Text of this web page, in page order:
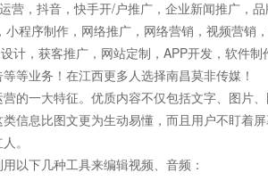
营，抖音，快手开/户推广，企业新闻推广，
程序制作，网络推广，网络营销，视频营销
计，获客推广，网站定制，APP开发，软件
等业务！在江西更多人选择南昌莫非传媒！
的一大特征。优质内容不仅包括文字、图片
信息比图文更为生动易懂，而且用户不盯着
。
以下几种工具来编辑视频、音频：